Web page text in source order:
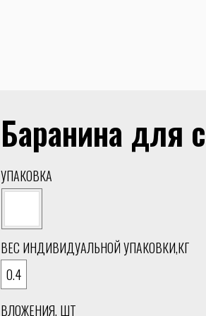
Баранина для
УПАКОВКА
ВЕС ИНДИВИДУАЛЬНОЙ УПАКОВКИ,КГ
0.4
ВЛОЖЕНИЯ, ШТ